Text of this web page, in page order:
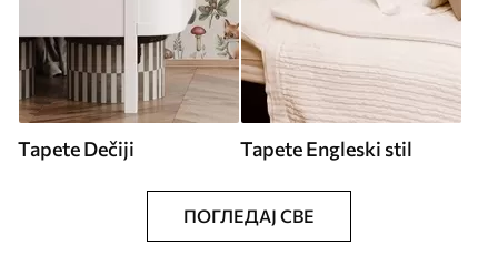
Tapete Dečiji Tapete Engleski stil
ПОГЛЕДАЈ СВЕ